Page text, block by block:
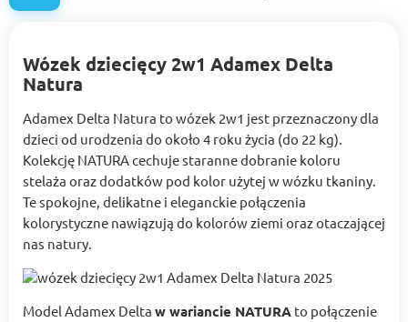
Wózek dziecięcy 2w1 Adamex Delta
Natura
Adamex Delta Natura to wózek 2w1 jest przeznaczony dla
dzieci od urodzenia do około 4 roku życia (do 22 kg).
Kolekcję NATURA cechuje staranne dobranie koloru
stelaża oraz dodatków pod kolor użytej w wózku tkaniny.
Te spokojne, delikatne i eleganckie połączenia
kolorystyczne nawiązują do kolorów ziemi oraz otaczającej
nas natury.
Model Adamex Delta w wariancie NATURA to połączenie